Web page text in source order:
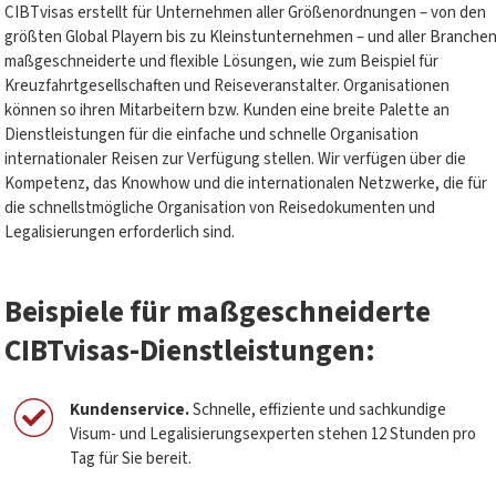
CIBTvisas erstellt für Unternehmen aller Größenordnungen – von den
größten Global Playern bis zu Kleinstunternehmen – und aller Branchen
maßgeschneiderte und flexible Lösungen, wie zum Beispiel für
Kreuzfahrtgesellschaften und Reiseveranstalter. Organisationen
können so ihren Mitarbeitern bzw. Kunden eine breite Palette an
Dienstleistungen für die einfache und schnelle Organisation
internationaler Reisen zur Verfügung stellen. Wir verfügen über die
Kompetenz, das Knowhow und die internationalen Netzwerke, die für
die schnellstmögliche Organisation von Reisedokumenten und
Legalisierungen erforderlich sind.
Beispiele für maßgeschneiderte
CIBTvisas-Dienstleistungen:
Kundenservice.Schnelle, effiziente und sachkundige
Visum- und Legalisierungsexperten stehen 12 Stunden pro
Tag für Sie bereit.